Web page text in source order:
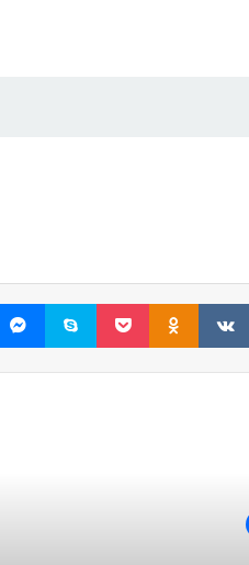
VKontakte
Odnoklassniki پاکت اسکایپ